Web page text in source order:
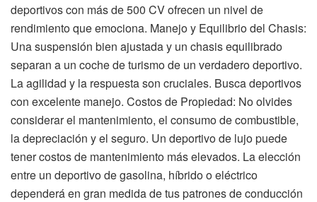
deportivos con más de 500 CV ofrecen un nivel de
rendimiento que emociona. Manejo y Equilibrio del Chasis:
Una suspensión bien ajustada y un chasis equilibrado
separan a un coche de turismo de un verdadero deportivo.
La agilidad y la respuesta son cruciales. Busca deportivos
con excelente manejo. Costos de Propiedad: No olvides
considerar el mantenimiento, el consumo de combustible,
la depreciación y el seguro. Un deportivo de lujo puede
tener costos de mantenimiento más elevados. La elección
entre un deportivo de gasolina, híbrido o eléctrico
dependerá en gran medida de tus patrones de conducción